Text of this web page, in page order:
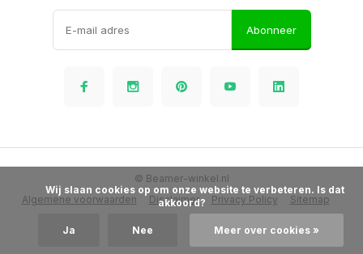
Abonneer
Algemene voorwaarden Disclaimer Privacy Policy Sitemap
© Beamer-winkel.nl
akkoord?
Ja Nee Meer over cookies »